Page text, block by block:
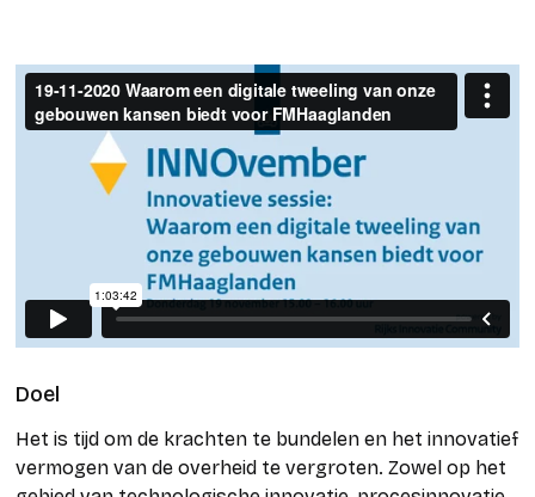
Doel
Het is tijd om de krachten te bundelen en het innovatief
vermogen van de overheid te vergroten. Zowel op het